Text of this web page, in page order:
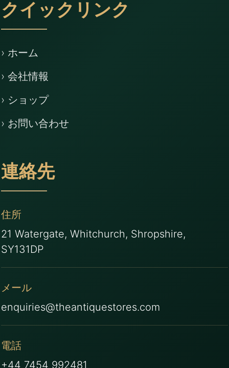
クイックリンク
› ホーム
› 会社情報
› ショップ
› お問い合わせ
連絡先
住所
21 Watergate, Whitchurch, Shropshire,
SY131DP
メール
enquiries@theantiquestores.com
電話
+44 7454 992481